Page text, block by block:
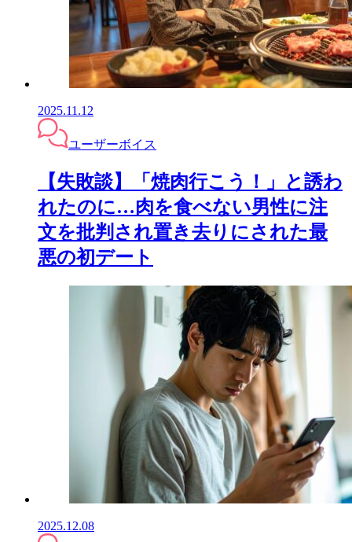
2025.11.12
ユーザーボイス
【失敗談】「焼肉行こう！」と誘わ
れたのに…肉を食べない男性に注
文を批判され置き去りにされた最
悪の初デート
2025.12.08